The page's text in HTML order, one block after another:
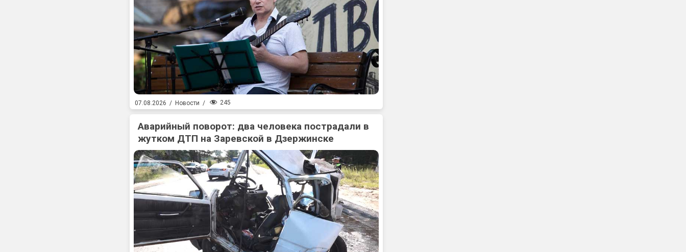
07.08.2026 / Новости / 245
Аварийный поворот: два человека пострадали в
жутком ДТП на Заревской в Дзержинске